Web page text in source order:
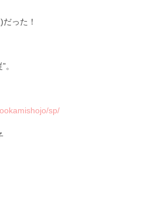
った！
。
sp/